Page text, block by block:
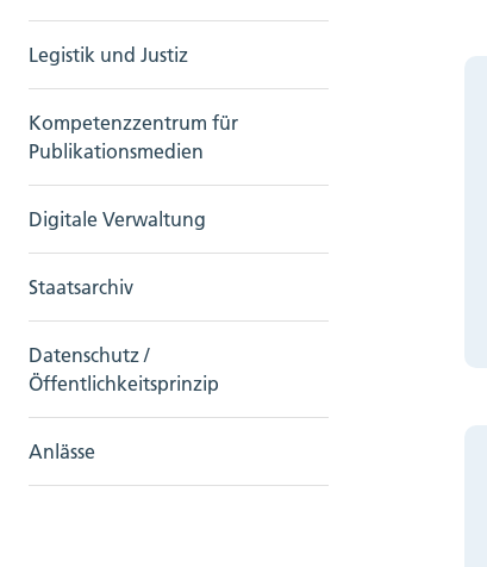
Legistik und Justiz
Kompetenzzentrum für
Publikationsmedien
Digitale Verwaltung
Staatsarchiv
Datenschutz /
Öffentlichkeitsprinzip
Anlässe